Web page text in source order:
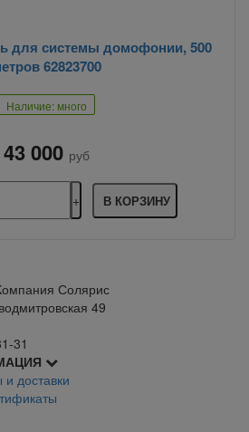
для системы домофонии, 500
62823700
Наличие: много
43 000 руб
В КОРЗИНУ
Солярис
49
31
доставки